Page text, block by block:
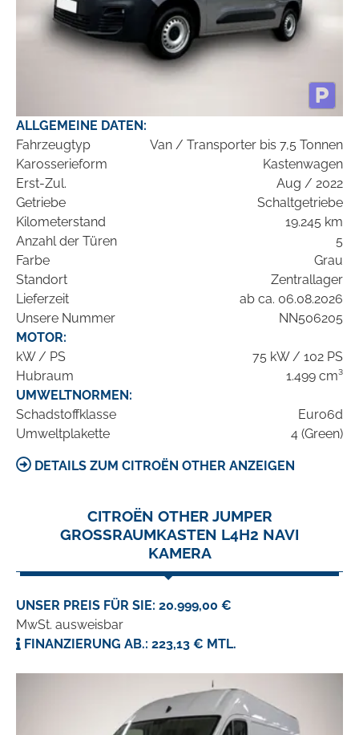
ALLGEMEINE DATEN:
Fahrzeugtyp
Van / Transporter bis 7,5 Tonnen
Karosserieform
Kastenwagen
Erst-Zul.
Aug / 2022
Getriebe
Schaltgetriebe
Kilometerstand
19.245 km
Anzahl der Türen
5
Farbe
Grau
Standort
Zentrallager
Lieferzeit
ab ca. 06.08.2026
Unsere Nummer
NN506205
MOTOR:
kW / PS
75 kW / 102 PS
Hubraum
1.499 cm³
UMWELTNORMEN:
Schadstoffklasse
Euro6d
Umweltplakette
4 (Green)
DETAILS ZUM CITROËN OTHER ANZEIGEN
CITROËN OTHER JUMPER
GROSSRAUMKASTEN L4H2 NAVI
KAMERA
UNSER PREIS FÜR SIE: 20.999,00 €
MwSt. ausweisbar
FINANZIERUNG AB.: 223,13 € MTL.